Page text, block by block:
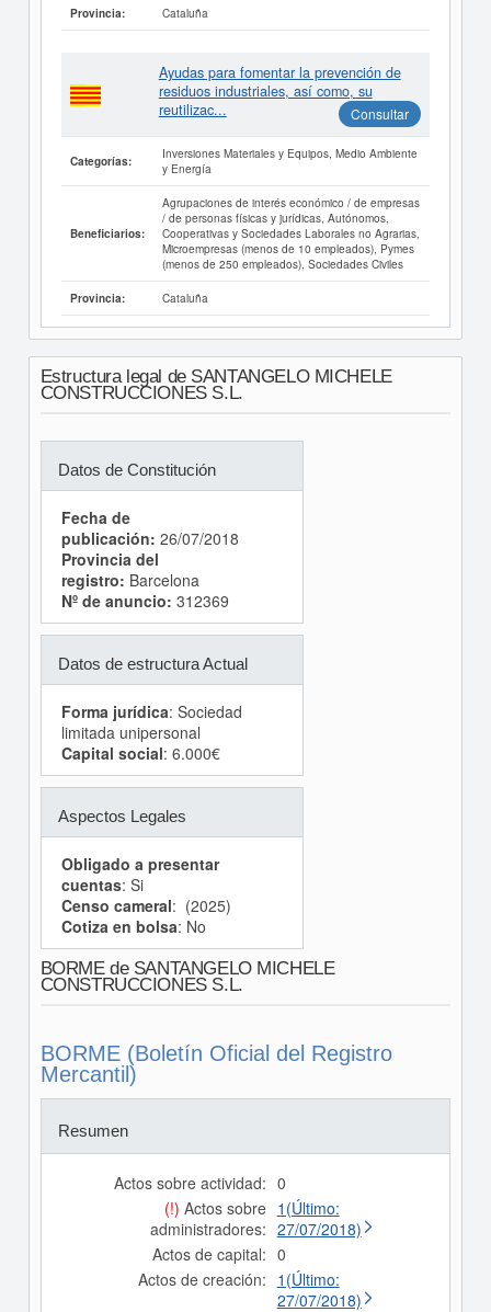
Provincia: Cataluña
Ayudas para fomentar la prevención de
residuos industriales, así como, su
reutilizac...
Consultar
Categorías:
Inversiones Materiales y Equipos, Medio Ambiente
y Energía
Beneficiarios:
Agrupaciones de interés económico / de empresas
/ de personas físicas y jurídicas, Autónomos,
Cooperativas y Sociedades Laborales no Agrarias,
Microempresas (menos de 10 empleados), Pymes
(menos de 250 empleados), Sociedades Civiles
Provincia: Cataluña
Estructura legal de SANTANGELO MICHELE
CONSTRUCCIONES S.L.
Datos de Constitución
Fecha de
publicación: 26/07/2018
Provincia del
registro: Barcelona
Nº de anuncio: 312369
Datos de estructura Actual
Forma jurídica: Sociedad
limitada unipersonal
Capital social: 6.000€
Aspectos Legales
Obligado a presentar
cuentas: Si
Censo cameral: (2025)
Cotiza en bolsa: No
BORME de SANTANGELO MICHELE
CONSTRUCCIONES S.L.
BORME (Boletín Oficial del Registro
Mercantil)
Resumen
Actos sobre actividad: 0
(!) Actos sobre
administradores:
1(Último:
27/07/2018)
Actos de capital: 0
Actos de creación: 1(Último:
27/07/2018)